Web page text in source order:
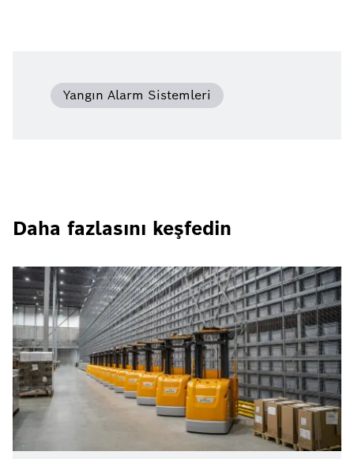
Yangın Alarm Sistemleri
Daha fazlasını keşfedin